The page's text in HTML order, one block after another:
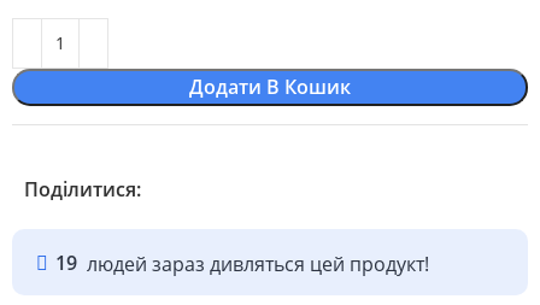
Додати В Кошик
Поділитися:
19 людей зараз дивляться цей продукт!